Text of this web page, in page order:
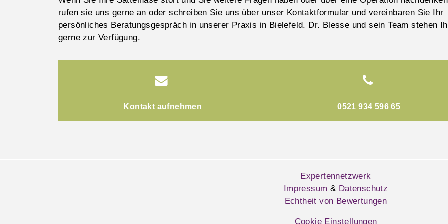
rufen sie uns gerne an oder schreiben Sie uns über unser Kontaktformular und vereinbaren Sie Ihr
persönliches Beratungsgespräch in unserer Praxis in Bielefeld. Dr. Blesse und sein Team stehen
gerne zur Verfügung.
Kontakt aufnehmen 0521 934 596 65
Expertennetzwerk
Impressum & Datenschutz
Echtheit von Bewertungen
Cookie Einstellungen